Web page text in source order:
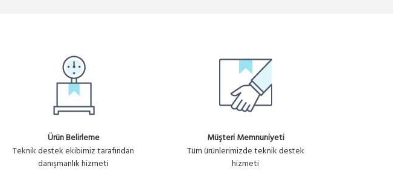
Ürün Belirleme
Teknik destek ekibimiz tarafından
danışmanlık hizmeti
Müşteri Memnuniyeti
Tüm ürünlerimizde teknik destek
hizmeti